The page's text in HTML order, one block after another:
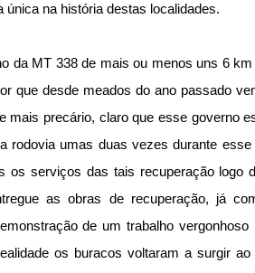
única na história destas localidades.
da MT 338 de mais ou menos uns 6 km
que desde meados do ano passado
mais precário, claro que esse governo
rodovia umas duas vezes durante esse
os serviços das tais recuperação logo
as obras de recuperação, já
de um trabalho vergonhoso
os buracos voltaram a surgir ao